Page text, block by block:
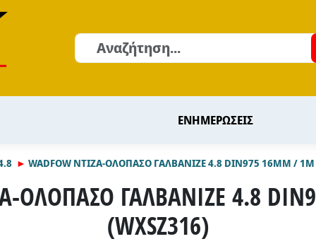
ΕΝΗΜΕΡΩΣΕΙΣ
WADFOW ΝΤΙΖΑ-ΟΛΟΠΑΣΟ ΓΑΛΒΑΝΙΖΕ 4.8 DIN975 16MM / 1M
ΟΛΟΠΑΣΟ ΓΑΛΒΑΝΙΖΕ 4.8
(WXSZ316)